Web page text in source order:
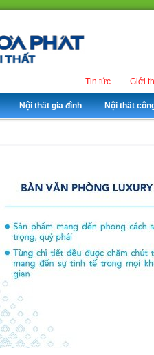
Giới
Tin tức
Nội thất gia đình Nội thất